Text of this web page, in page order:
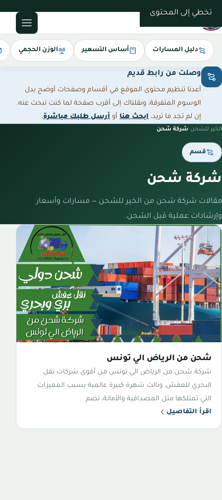
تخطي إلى المحتوى
دليل المسارات أساس التسعير الوزن الحجمي
وصلت من رابط قديم
أعدنا تنظيم محتوى الموقع في أقسام وصفحات أوضح بدل
الوسوم المتفرقة، ونقلناك إلى أقرب صفحة لما كنت تبحث عنه.
إن لم تجد ما تريد، ابحث هنا أو أرسل طلبك مباشرة.
الخير للشحن/شركة شحن
قسم
شركة شحن
مقالات شركة شحن من الخير للشحن — مسارات وأسعار
وإرشادات عملية قبل الشحن.
شحن من الرياض الي تونس
شركة شحن من الرياض الي تونس من أقوى شركات نقل
البحري للعفش، ونالت شهرة كبيرة عالمية بسبب المميزات
التي تمتلكها مثل المصداقية والأمانة، تضم
اقرأ التفاصيل